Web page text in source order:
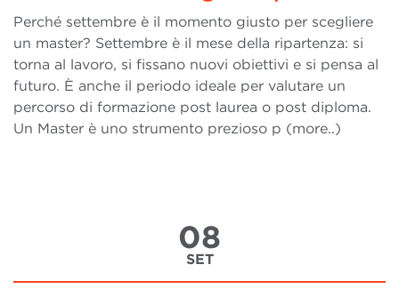
Perché settembre è il momento giusto per scegliere
un master? Settembre è il mese della ripartenza: si
torna al lavoro, si fissano nuovi obiettivi e si pensa al
futuro. È anche il periodo ideale per valutare un
percorso di formazione post laurea o post diploma.
Un Master è uno strumento prezioso p (more..)
08
SET